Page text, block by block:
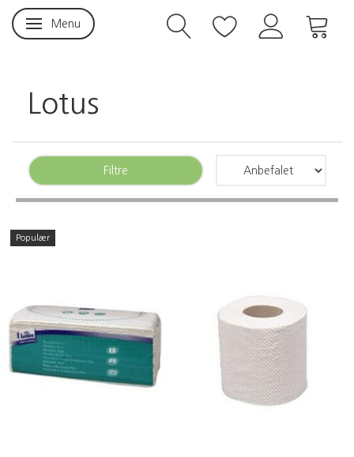
Skifte navigation
Menu
Lotus
Filtre
Populær